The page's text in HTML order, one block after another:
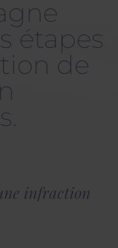
étapes
de
infraction